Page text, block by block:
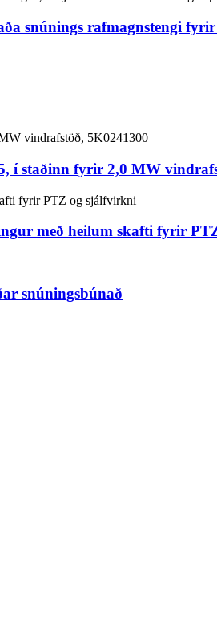
snúnings rafmagnstengi
í staðinn fyrir 2,0 MW
með heilum skafti fyrir
snúningsbúnað